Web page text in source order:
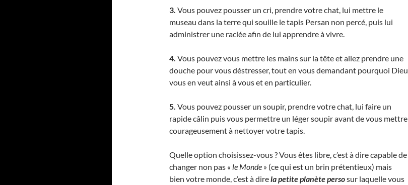
3. Vous pouvez pousser un cri, prendre votre chat, lui mettre le
museau dans la terre qui souille le tapis Persan non percé, puis lui
administrer une raclée afin de lui apprendre à vivre.
4. Vous pouvez vous mettre les mains sur la tête et allez prendre une
douche pour vous déstresser, tout en vous demandant pourquoi Dieu
vous en veut ainsi à vous et en particulier.
5. Vous pouvez pousser un soupir, prendre votre chat, lui faire un
rapide câlin puis vous permettre un léger soupir avant de vous mettre
courageusement à nettoyer votre tapis.
Quelle option choisissez-vous ? Vous êtes libre, c’est à dire capable de
changer non pas « le Monde » (ce qui est un brin prétentieux) mais
bien votre monde, c’est à direla petite planète persosur laquelle vous